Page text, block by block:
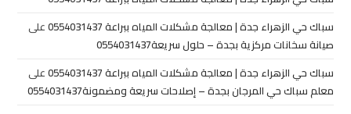
سباك حي الزهراء جدة | معالجة مشكلات المياه ببراعة 0554031437
على
صيانة سخانات مركزية بجدة – حلول سريعة0554031437
سباك حي الزهراء جدة | معالجة مشكلات المياه ببراعة 0554031437
على
معلم سباك حي المرجان بجدة – إصلاحات سريعة ومضمونة0554031437